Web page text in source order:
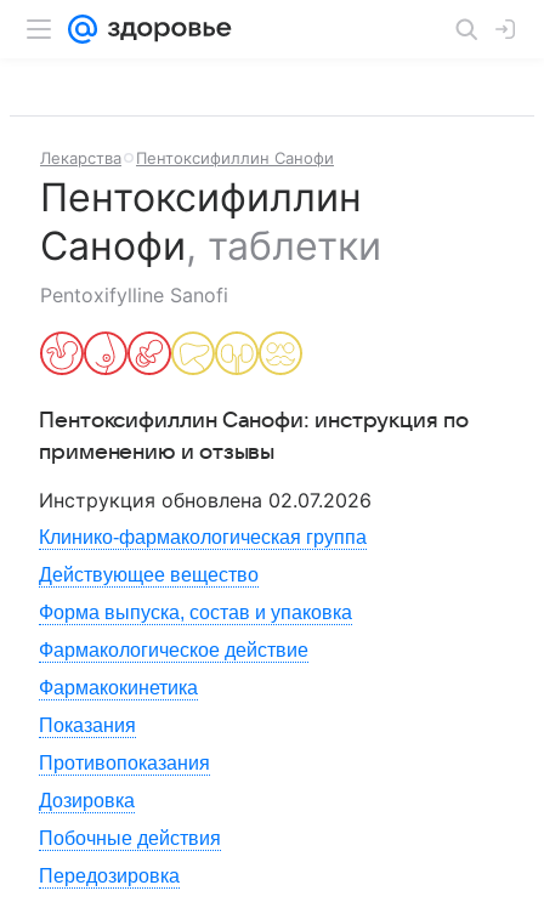
Лекарства Пентоксифиллин Санофи
Пентоксифиллин
Санофи, таблетки
Pentoxifylline Sanofi
Пентоксифиллин Санофи: инструкция по
применению и отзывы
Инструкция обновлена 02.07.2026
Клинико-фармакологическая группа
Действующее вещество
Форма выпуска, состав и упаковка
Фармакологическое действие
Фармакокинетика
Показания
Противопоказания
Дозировка
Побочные действия
Передозировка